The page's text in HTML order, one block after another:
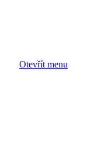
Otevřít menu